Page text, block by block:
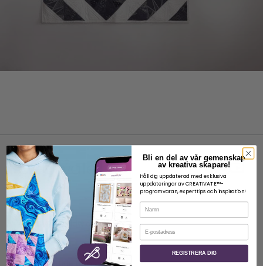
OM
Om SVP Worldwide
Kontakt
Villkor för tjänsten
Bli en del av vår gemenskap
av kreativa skapare!
Håll dig uppdaterad med exklusiva
uppdateringar av CREATIVATE™-
programvaran, experttips och inspiration!
Namn
E-post
REGISTRERA DIG